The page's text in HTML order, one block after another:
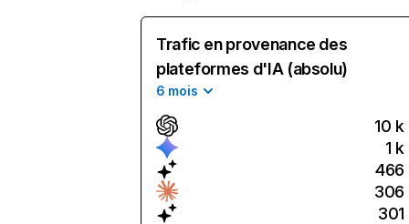
Trafic en provenance des
plateformes d'IA (absolu)
6 mois
10 k
1 k
466
306
301